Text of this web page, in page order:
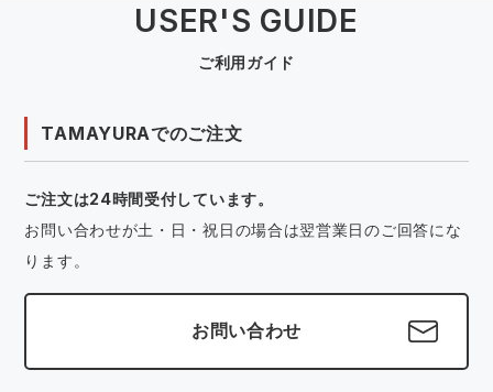
USER'S GUIDE
ご利用ガイド
TAMAYURAでのご注文
ご注文は24時間受付しています。
お問い合わせが土・日・祝日の場合は翌営業日のご回答にな
ります。
お問い合わせ